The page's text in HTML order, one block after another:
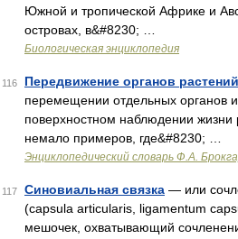
Южной и тропической Африке и
островах, в&#8230; …
Биологическая энциклопедия
116 Передвижение органов
перемещении отдельных органов
поверхностном наблюдении жизни
немало примеров, где&#8230; …
Энциклопедический словарь Ф.А.
117 Синовиальная связка — или
(capsula articularis, ligamentum
мешочек, охватывающий